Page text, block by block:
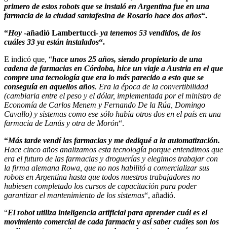
primero de estos robots que se instaló en Argentina fue en una
farmacia de la ciudad santafesina de Rosario hace dos años“.
“Hoy -añadió Lambertucci- ya tenemos 53 vendidos, de los
cuáles 33 ya están instalados“.
E indicó que, “hace unos 25 años, siendo propietario de una
cadena de farmacias en Córdoba, hice un viaje a Austria en el que
compre una tecnología que era lo más parecido a esto que se
conseguía en aquellos años. Era la época de la convertibilidad
(cambiaria entre el peso y el dólar, implementada por el ministro de
Economía de Carlos Menem y Fernando De la Rúa, Domingo
Cavallo) y sistemas como ese sólo había otros dos en el país en una
farmacia de Lanús y otra de Morón“.
“Más tarde vendí las farmacias y me dediqué a la automatización.
Hace cinco años analizamos esta tecnología porque entendimos que
era el futuro de las farmacias y droguerías y elegimos trabajar con
la firma alemana Rowa, que no nos habilitó a comercializar sus
robots en Argentina hasta que todos nuestros trabajadores no
hubiesen completado los cursos de capacitación para poder
garantizar el mantenimiento de los sistemas“, añadió.
“El robot utiliza inteligencia artificial para aprender cuál es el
movimiento comercial de cada farmacia y así saber cuáles son los